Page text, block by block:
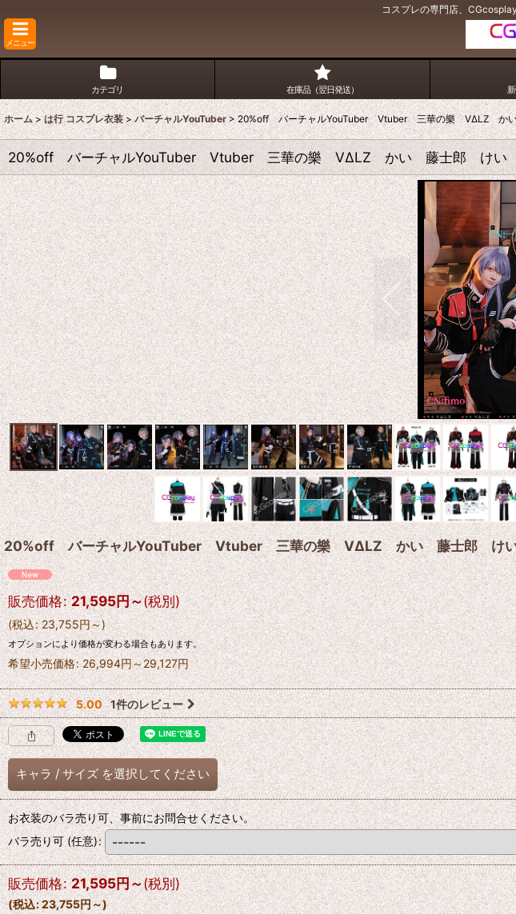
コスプレの専門店、
メニュー
カテゴリ 在庫品（翌日発送）
ホーム > は行 コスプレ衣装 > バーチャルYouTuber > 20%off バーチャルYouTuber Vtuber 三華の樂 VΔLZ か
20%off バーチャルYouTuber Vtuber 三華の樂 VΔLZ かい 藤士郎 けい
20%off バーチャルYouTuber Vtuber 三華の樂 VΔLZ かい 藤士郎 けい
販売価格: 21,595円～(税別)
(税込: 23,755円～)
オプションにより価格が変わる場合もあります。
希望小売価格: 26,994円～29,127円
5.00 1件のレビュー
キャラ / サイズ を選択してください
お衣装のバラ売り可、事前にお問合せください。
バラ売り可(任意):
販売価格: 21,595円～(税別)
(税込:23,755円～)